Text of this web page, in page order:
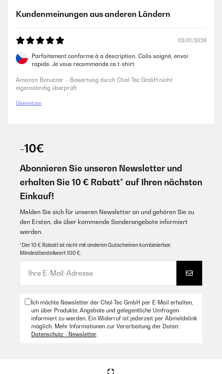
Kundenmeinungen aus anderen Ländern
03/01/2024
Parfaitement conforme à a description. Colis soigné, envoi
rapide. Je vous recommande ce t-shirt
Amazon Benutzer – Bewertung durch Chal-Tec GmbH nicht
eigenständig überprüft
Übersetzen
-10€
Abonnieren Sie unseren Newsletter und
erhalten Sie 10 € Rabatt* auf Ihren nächsten
Einkauf!
Melden Sie sich für unseren Newsletter an und gehören Sie zu
den Ersten, die über kommende Sonderangebote informiert
werden.
*Der 10 € Rabatt ist nicht mit anderen Gutscheinen kombinierbar.
Mindestbestellwert 100 €.
Ich möchte Newsletter der Chal-Tec GmbH per E-Mail erhalten,
um über Produkte, Angebote und gelegentliche Umfragen
informiert zu werden. Ein Widerruf ist jederzeit per Abmeldelink
möglich. Mehr Informationen zur Verarbeitung der Daten:
Datenschutz - Newsletter.